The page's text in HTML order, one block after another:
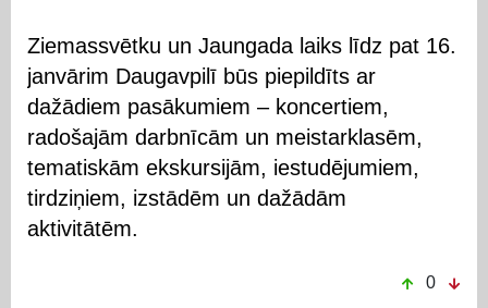
Ziemassvētku un Jaungada laiks līdz pat 16.
janvārim Daugavpilī būs piepildīts ar
dažādiem pasākumiem – koncertiem,
radošajām darbnīcām un meistarklasēm,
tematiskām ekskursijām, iestudējumiem,
tirdziņiem, izstādēm un dažādām
aktivitātēm.
0